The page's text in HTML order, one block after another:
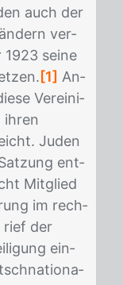
auch der
ver­
sei­ne
[1] An­
Ver­ei­ni­
ih­ren
Ju­den
ent­
Mit­glied
im rech­
rief der
ein­